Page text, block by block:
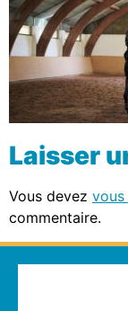
Laisser
Vous devez
commentaire.